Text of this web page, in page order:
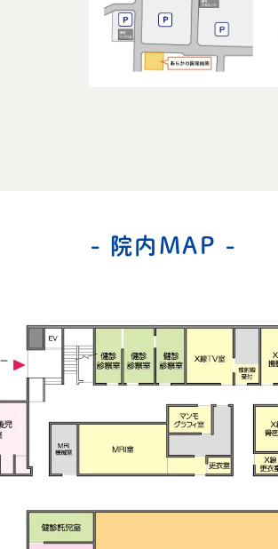
- 院内MAP -